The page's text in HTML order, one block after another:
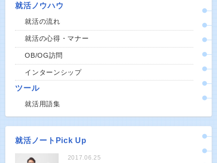
就活ノウハウ
就活の流れ
就活の心得・マナー
OB/OG訪問
インターンシップ
ツール
就活用語集
就活ノートPick Up
2017.06.25